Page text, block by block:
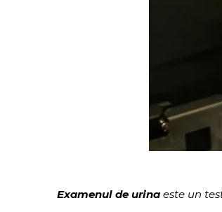
Examenul de urina este un